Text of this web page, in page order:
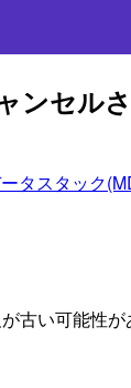
ンセル
タスタック
古い可能性が